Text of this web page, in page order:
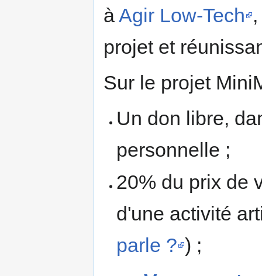
à Agir Low-Tech
projet et
Sur le projet
Un don libre,
personnelle ;
20% du prix de
d'une activité
parle ? ) ;